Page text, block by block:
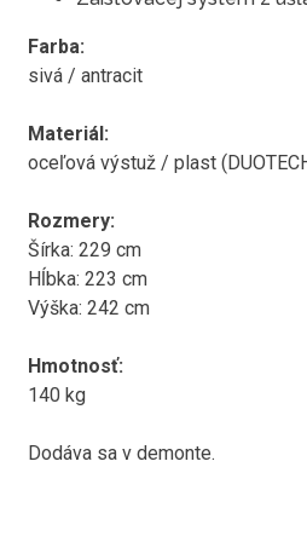
Farba:
sivá / antracit
Materiál:
oceľová výstuž / plast
Rozmery:
Šírka: 229 cm
Hĺbka: 223 cm
Výška: 242 cm
Hmotnosť:
140 kg
Dodáva sa v demonte.